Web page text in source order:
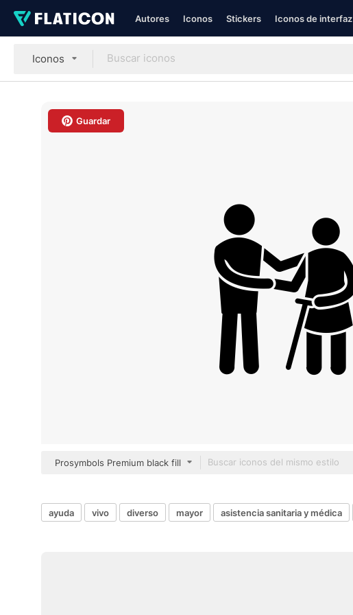
Autores Iconos Stickers Iconos de interfaz
Iconos
Guardar
Prosymbols Premium black fill
ayuda vivo diverso mayor asistencia sanitaria y médica